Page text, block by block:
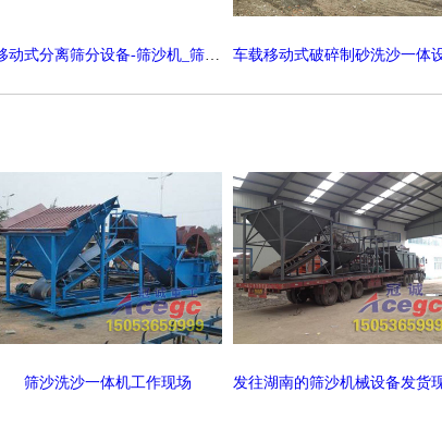
移动式分离筛分设备-筛沙机_筛沙水洗设备 车载移动式破碎制砂洗沙一体
筛沙洗沙一体机工作现场 发往湖南的筛沙机械设备发货